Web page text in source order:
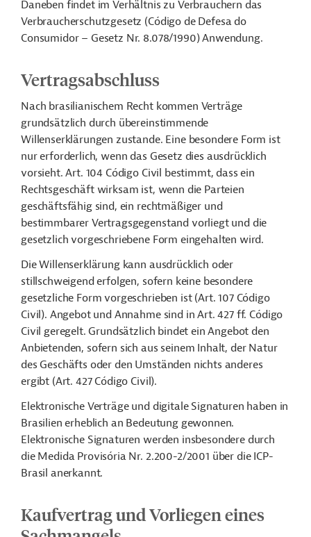
Daneben findet im Verhältnis zu Verbrauchern das
Verbraucherschutzgesetz (Código de Defesa do
Consumidor – Gesetz Nr. 8.078/1990) Anwendung.
Vertragsabschluss
Nach brasilianischem Recht kommen Verträge
grundsätzlich durch übereinstimmende
Willenserklärungen zustande. Eine besondere Form ist
nur erforderlich, wenn das Gesetz dies ausdrücklich
vorsieht. Art. 104 Código Civil bestimmt, dass ein
Rechtsgeschäft wirksam ist, wenn die Parteien
geschäftsfähig sind, ein rechtmäßiger und
bestimmbarer Vertragsgegenstand vorliegt und die
gesetzlich vorgeschriebene Form eingehalten wird.
Die Willenserklärung kann ausdrücklich oder
stillschweigend erfolgen, sofern keine besondere
gesetzliche Form vorgeschrieben ist (Art. 107 Código
Civil). Angebot und Annahme sind in Art. 427 ff. Código
Civil geregelt. Grundsätzlich bindet ein Angebot den
Anbietenden, sofern sich aus seinem Inhalt, der Natur
des Geschäfts oder den Umständen nichts anderes
ergibt (Art. 427 Código Civil).
Elektronische Verträge und digitale Signaturen haben in
Brasilien erheblich an Bedeutung gewonnen.
Elektronische Signaturen werden insbesondere durch
die Medida Provisória Nr. 2.200-2/2001 über die ICP-
Brasil anerkannt.
Kaufvertrag und Vorliegen eines